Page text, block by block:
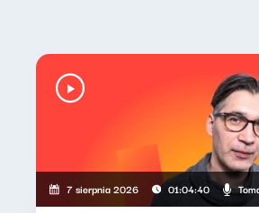
7 sierpnia 2026 01:04:40